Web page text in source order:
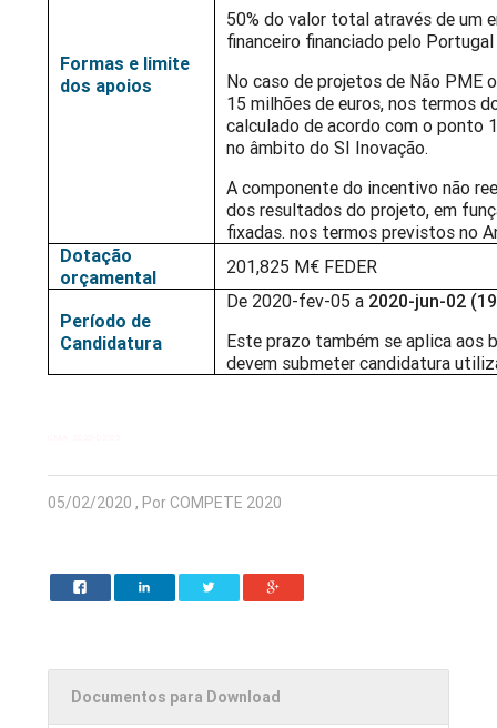
Formas e limite
dos apoios
50% do valor total através de um
financeiro financiado pelo
No caso de projetos de Não PME
15 milhões de euros, nos termos
calculado de acordo com o ponto
no âmbito do SI Inovação.
A componente do incentivo não
dos resultados do projeto, em
fixadas. nos termos previstos no
Dotação
orçamental
201,825 M€ FEDER
Período de
Candidatura
De 2020-fev-05 a 2020-jun-02
Este prazo também se aplica aos
devem submeter candidatura
05/02/2020 , Por COMPETE 2020
Documentos para Download